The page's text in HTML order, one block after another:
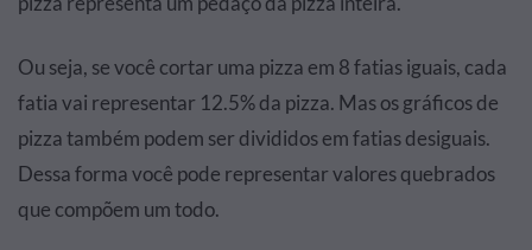
Ou seja, se você cortar uma pizza em 8 fatias iguais, cada
fatia vai representar 12.5% da pizza. Mas os gráficos de
pizza também podem ser divididos em fatias desiguais.
Dessa forma você pode representar valores quebrados
que compõem um todo.